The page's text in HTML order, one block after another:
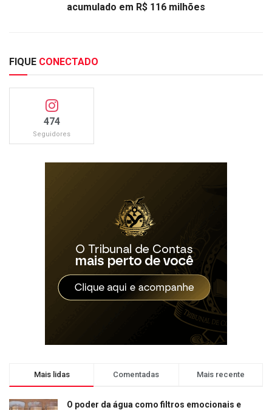
acumulado em R$ 116 milhões
FIQUE CONECTADO
474
Seguidores
Mais lidas Comentadas Mais recente
O poder da água como filtros emocionais e